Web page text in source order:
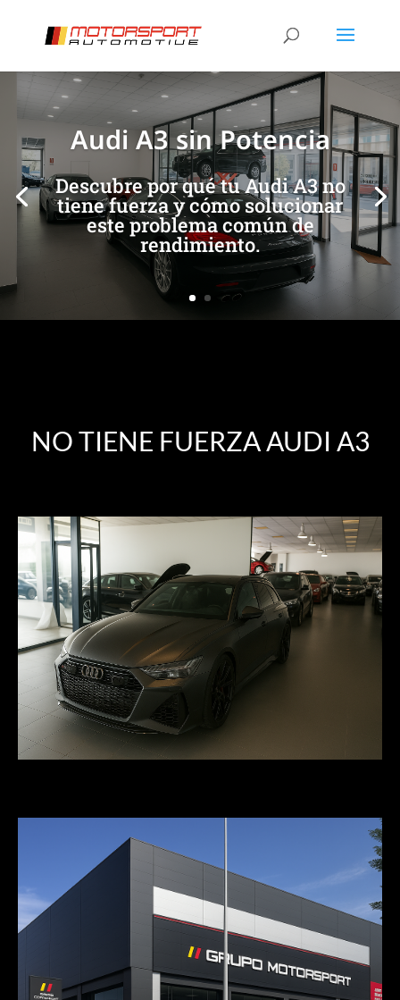
Audi A3 sin Potencia
Descubre por qué tu Audi A3 no
tiene fuerza y cómo solucionar
este problema común de
rendimiento.
[/et_pb_slide][/et_pb_slide]
NO TIENE FUERZA AUDI A3